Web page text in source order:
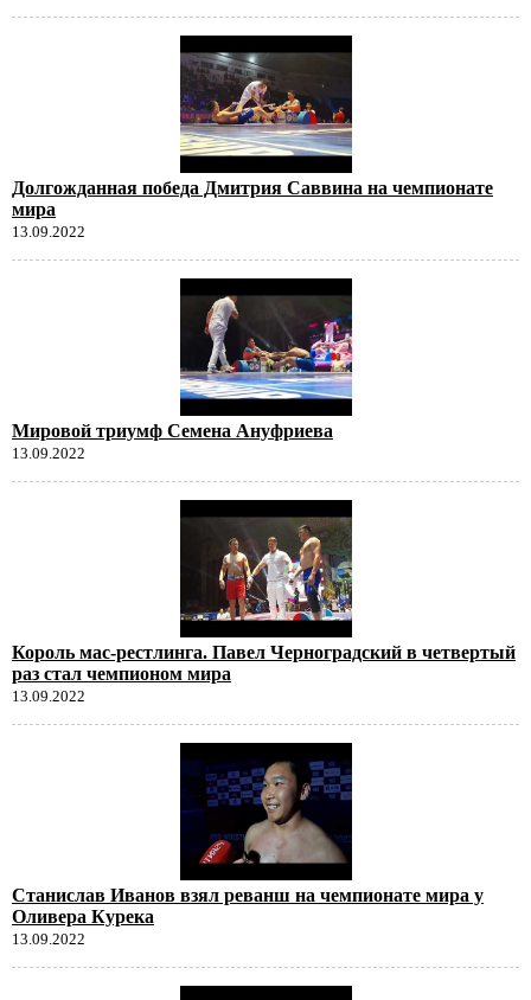
Долгожданная победа Дмитрия Саввина на чемпионате
мира
13.09.2022
Мировой триумф Семена Ануфриева
13.09.2022
Король мас-рестлинга. Павел Черноградский в четвертый
раз стал чемпионом мира
13.09.2022
Станислав Иванов взял реванш на чемпионате мира у
Оливера Курека
13.09.2022